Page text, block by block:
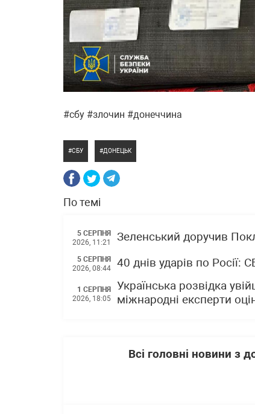
#сбу #злочин #донеччина
СБУ ДОНЕЦЬК
По темі
5 СЕРПНЯ
2026, 11:21
Зеленський доручив
5 СЕРПНЯ
2026, 08:44
40 днів ударів по Росії:
1 СЕРПНЯ
2026, 18:05
Українська розвідка
міжнародні експерти
Всі головні новини з